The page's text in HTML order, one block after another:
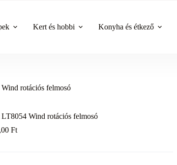
Kert és hobbi Konyha és étkező
rotációs felmosó
Wind rotációs felmosó
Ft